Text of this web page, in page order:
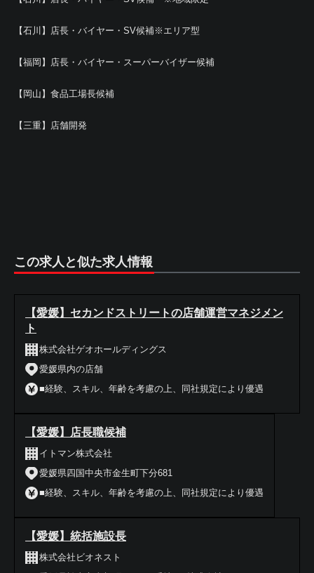
【石川】店長・バイヤー・SV候補※エリア型
【福岡】店長・バイヤー・スーパーバイザー候補
【岡山】食品工場長候補
【三重】店舗開発
この求人と似た求人情報
【愛媛】セカンドストリートの店舗運営マネジメン
ト
株式会社ゲオホールディングス
愛媛県内の店舗
■経験、スキル、年齢を考慮の上、同社規定により優遇
【愛媛】店長職候補
イトマン株式会社
愛媛県四国中央市金生町下分681
■経験、スキル、年齢を考慮の上、同社規定により優遇
【愛媛】統括施設長
株式会社ビオネスト